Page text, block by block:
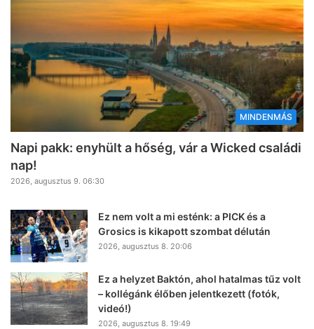
MINDENMÁS
Napi pakk: enyhült a hőség, vár a Wicked családi
nap!
2026, augusztus 9. 06:30
Ez nem volt a mi esténk: a PICK és a
Grosics is kikapott szombat délután
2026, augusztus 8. 20:06
Ez a helyzet Baktón, ahol hatalmas tűz volt
– kollégánk élőben jelentkezett (fotók,
videó!)
2026, augusztus 8. 19:49